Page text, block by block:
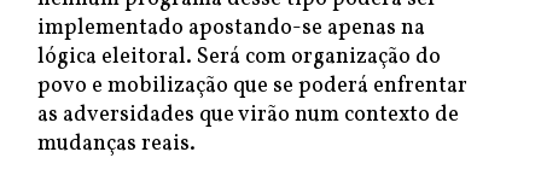
implementado apostando-se apenas na
lógica eleitoral. Será com organização do
povo e mobilização que se poderá enfrentar
as adversidades que virão num contexto de
mudanças reais.